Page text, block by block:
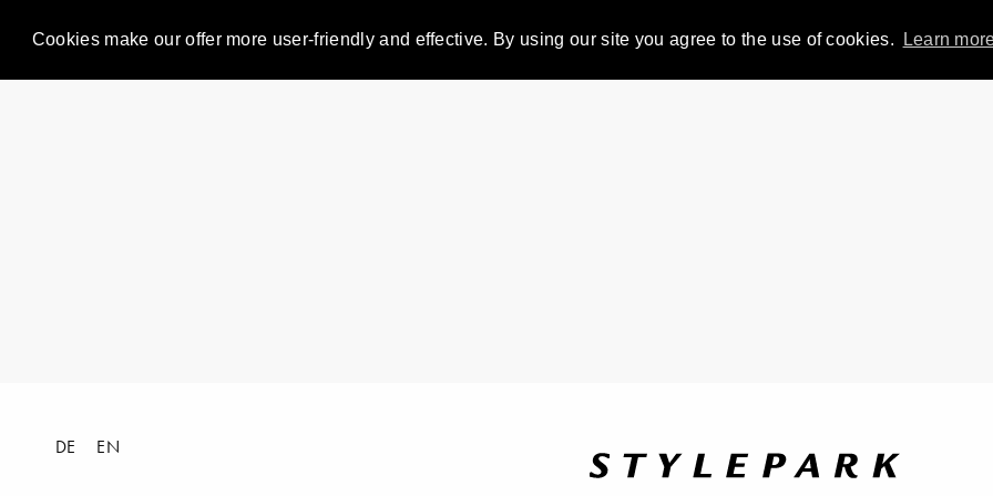
Cookies make our offer more user-friendly and effective. By using our site you agree to the use of cookies. Learn
DE EN